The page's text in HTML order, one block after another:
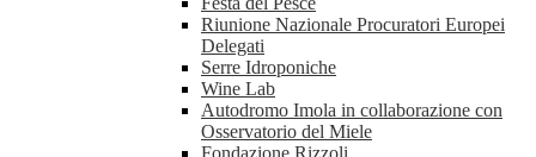
Riunione Nazionale Procuratori Europei
Delegati
Serre Idroponiche
Wine Lab
Autodromo Imola in collaborazione con
Osservatorio del Miele